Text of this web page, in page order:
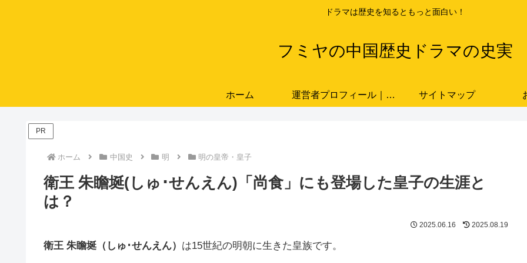
ドラマは歴史を知るともっと面白い！
フミヤの中国歴史ドラマの史実
ホーム 運営者プロフィール｜ドラマと史実をつなぐ歴史ブロガー「フミヤ」 サイトマップ
PR
ホーム 中国史 明 明の皇帝・皇子
衛王 朱瞻埏(しゅ･せんえん)「尚食」にも登場した皇子の生涯と
は？
2025.06.16 2025.08.19
衛王 朱瞻埏（しゅ･せんえん） は15世紀の明朝に生きた皇族です。